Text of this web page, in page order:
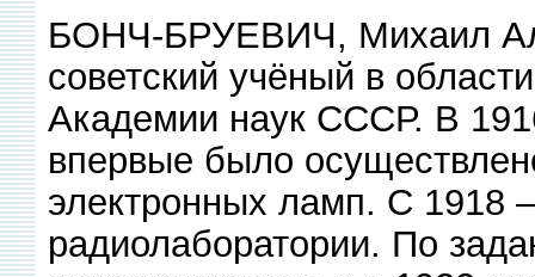
БОНЧ-БРУЕВИЧ, Михаил
советский учёный в
Академии наук СССР. В
впервые было
электронных ламп. С 1918
радиолаборатории. По